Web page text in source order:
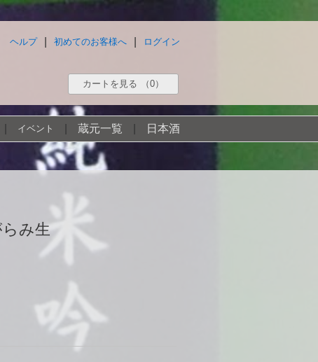
ログイン
初めてのお客様へ
ヘルプ
カートを見る （0）
イベント 蔵元一覧 日本酒
み生